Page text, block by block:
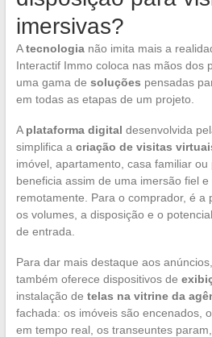
imersivas?
Atecnologianão imita mais a
Interactif Immo coloca nas mãos dos
uma gama de soluções pensadas
em todas as etapas de um projeto.
A plataforma digital desenvolvida
simplifica a criação de visitas
imóvel, apartamento, casa familiar
beneficia assim de uma imersão fiel
remotamente. Para o comprador, é a
os volumes, a disposição e o
de entrada.
Para dar mais destaque aos
também oferece dispositivos de
instalação de telas na vitrine da
fachada: os imóveis são encenados,
em tempo real, os transeuntes